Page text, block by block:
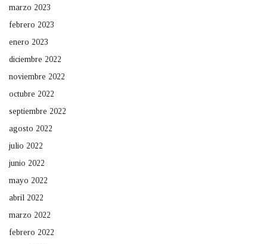
marzo 2023
febrero 2023
enero 2023
diciembre 2022
noviembre 2022
octubre 2022
septiembre 2022
agosto 2022
julio 2022
junio 2022
mayo 2022
abril 2022
marzo 2022
febrero 2022